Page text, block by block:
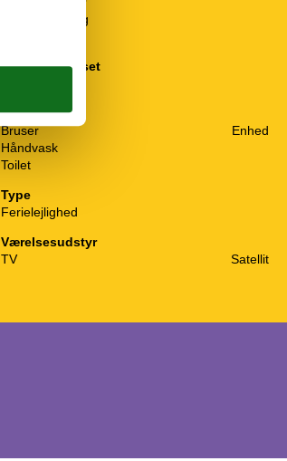
Internetadgang
Rundt om huset
Sanitet / Vask
Bruser
Enhed
Håndvask
Toilet
Type
Ferielejlighed
Værelsesudstyr
TV
Satellit